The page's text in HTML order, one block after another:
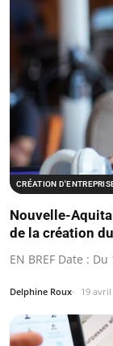
CRÉATION
Nouvelle-
de la création
EN BREF Date :
Delphine Roux 19 avril